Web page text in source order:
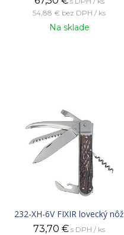
54,88 € bez DPH / ks
Na sklade
232-XH-6V FIXIR lovecký nôž
73,70 € s DPH / ks